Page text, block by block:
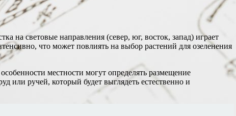
на световые направления (север, юг, восток, запад) играет
что может повлиять на выбор растений для озеленения
местности могут определять размещение
или ручей, который будет выглядеть естественно и